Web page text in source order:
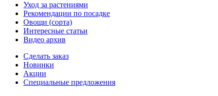
Уход за растениями
Рекомендации по посадке
Овощи (сорта)
Интересные статьи
Видео архив
Сделать заказ
Новинки
Акции
Специальные предложения